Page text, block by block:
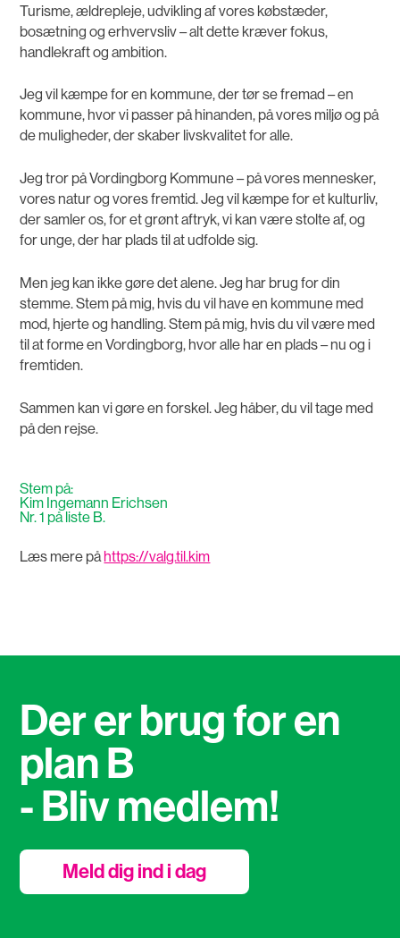
Turisme, ældrepleje, udvikling af vores købstæder,
bosætning og erhvervsliv – alt dette kræver fokus,
handlekraft og ambition.
Jeg vil kæmpe for en kommune, der tør se fremad – en
kommune, hvor vi passer på hinanden, på vores miljø og på
de muligheder, der skaber livskvalitet for alle.
Jeg tror på Vordingborg Kommune – på vores mennesker,
vores natur og vores fremtid. Jeg vil kæmpe for et kulturliv,
der samler os, for et grønt aftryk, vi kan være stolte af, og
for unge, der har plads til at udfolde sig.
Men jeg kan ikke gøre det alene. Jeg har brug for din
stemme. Stem på mig, hvis du vil have en kommune med
mod, hjerte og handling. Stem på mig, hvis du vil være med
til at forme en Vordingborg, hvor alle har en plads – nu og i
fremtiden.
Sammen kan vi gøre en forskel. Jeg håber, du vil tage med
på den rejse.
Stem på:
Kim Ingemann Erichsen
Nr. 1 på liste B.
Læs mere påhttps://valg.til.kim
Der er brug for en
plan B
- Bliv medlem!
Meld dig ind i dag